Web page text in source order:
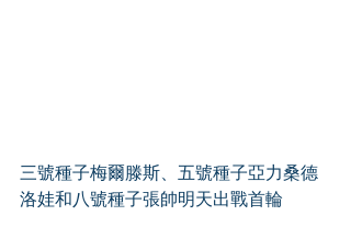
三號種子梅爾滕斯、五號種子亞力桑德
洛娃和八號種子張帥明天出戰首輪